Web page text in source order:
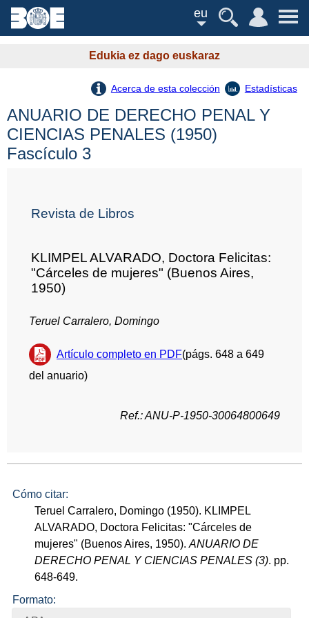
eu
Edukia ez dago euskaraz
Acerca de esta colección Estadísticas
ANUARIO DE DERECHO PENAL Y
CIENCIAS PENALES (1950)
Fascículo 3
Revista de Libros
KLIMPEL ALVARADO, Doctora Felicitas:
"Cárceles de mujeres" (Buenos Aires,
1950)
Teruel Carralero, Domingo
Artículo completo en PDF(págs. 648 a 649
del anuario)
Ref.: ANU-P-1950-30064800649
Cómo citar:
Teruel Carralero, Domingo (1950). KLIMPEL
ALVARADO, Doctora Felicitas: "Cárceles de
mujeres" (Buenos Aires, 1950).ANUARIO DE
DERECHO PENAL Y CIENCIAS PENALES (3). pp.
648-649.
Formato: